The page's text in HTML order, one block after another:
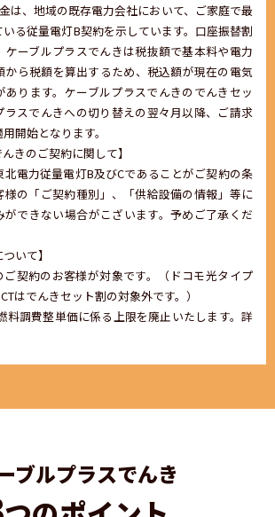
、地域の既存電力会社において、ご家庭で最
る従量電灯B契約を示しています。口座振替割
ケーブルプラスでんきは税抜額で基本料や電力
から税額を算出するため、税込額が現在の電気
あります。ケーブルプラスでんきのでんきセッ
ラスでんきへの切り替えの翌々月以降、ご請求
開始となります。
きのご契約に関して】
電力従量電灯B及びCであることがご契約の条
様の「ご契約種別」、「供給設備の情報」等に
ができない場合がこざいます。予めご了承くだ
いて】
契約のお客様が対象です。（ドコモ光タイプ
はでんきセット割の対象外です。）
料調費整単価に係る上限を廃止いたします。詳
ブルプラスでんき